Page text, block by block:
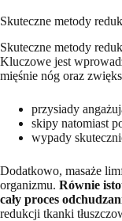
Skuteczne metody
Skuteczne metody
Kluczowe jest
mięśnie nóg oraz
przysiady
skipy natomiast
wypady
Dodatkowo, masaże
organizmu. Równie
cały proces
redukcji tkanki